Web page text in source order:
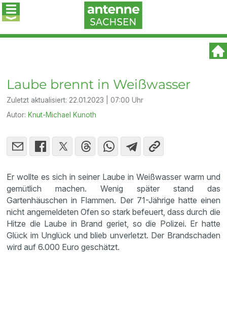
Laube brennt in Weißwasser
Zuletzt aktualisiert: 22.01.2023 | 07:00 Uhr
Autor: Knut-Michael Kunoth
Er wollte es sich in seiner Laube in Weißwasser warm und
gemütlich machen. Wenig später stand das
Gartenhäuschen in Flammen. Der 71-Jährige hatte einen
nicht angemeldeten Ofen so stark befeuert, dass durch die
Hitze die Laube in Brand geriet, so die Polizei. Er hatte
Glück im Unglück und blieb unverletzt. Der Brandschaden
wird auf 6.000 Euro geschätzt.